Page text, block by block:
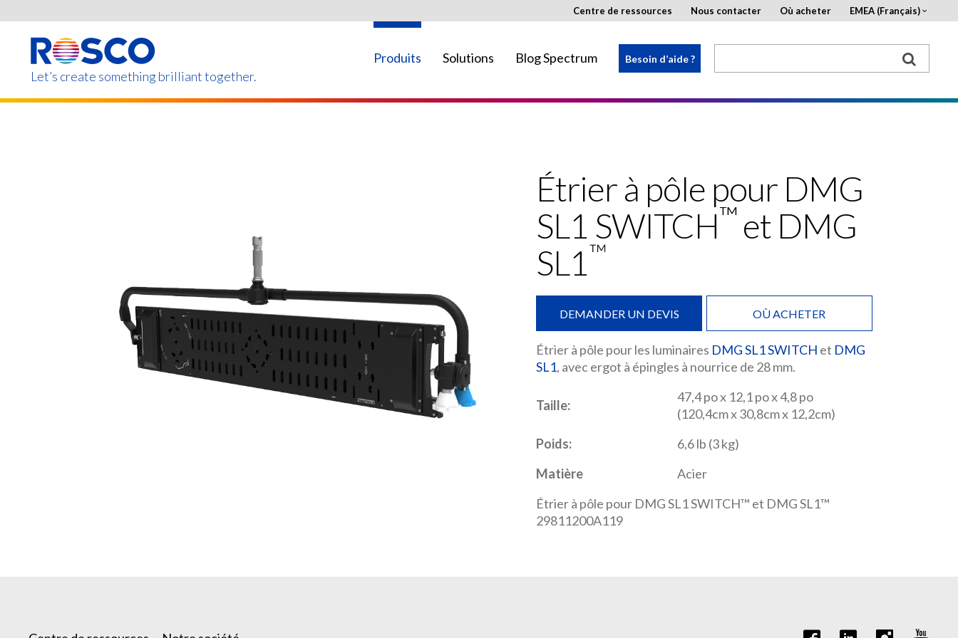
content
Let’s create something brilliant together.
Produits Solutions Blog Spectrum Besoin d’aide ?
Centre de ressources Nous contacter Où acheter EMEA (Français)
Les produits de cette page ne sont pas tous disponibles dans votre pays.Étrier à pôle pour DMG
SL1 SWITCH TM et DMG
SL1 ™
DEMANDER UN DEVIS OÙ ACHETER
Étrier à pôle pour les luminaires DMG SL1 SWITCH et DMG
SL1, avec ergot à épingles à nourrice de 28 mm.
Taille:
47,4 po x 12,1 po x 4,8 po
(120,4cm x 30,8cm x 12,2cm)
Poids:
6,6 lb (3 kg)
Matière
Acier
Étrier à pôle pour DMG SL1 SWITCH™ et DMG SL1™
29811200A119